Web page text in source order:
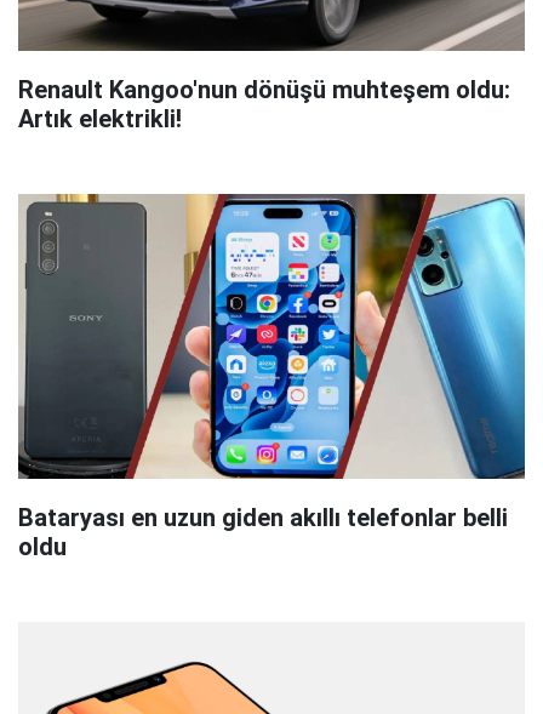
Renault Kangoo'nun dönüşü muhteşem oldu:
Artık elektrikli!
Bataryası en uzun giden akıllı telefonlar belli
oldu